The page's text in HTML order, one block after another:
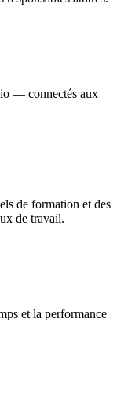
— connectés aux
de formation et des
de travail.
et la performance